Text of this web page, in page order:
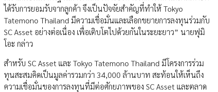
ได้รับการยอมรับจากลูกค้า จึงเป็นปัจจัยสำคัญที่ทำให้ Tokyo
Tatemono Thailand มีความเชื่อมั่นและเลือกขยายการลงทุนร่วมกับ
SC Asset อย่างต่อเนื่อง เพื่อเติบโตไปด้วยกันในระยะยาว” นายฟุมิ
โอะ กล่าว
สำหรับ SC Asset และ Tokyo Tatemono Thailand มีโครงการร่วม
ทุนสะสมคิดเป็นมูลค่ารวมกว่า 34,000 ล้านบาท สะท้อนให้เห็นถึง
ความเชื่อมั่นของการลงทุนที่มีต่อศักยภาพของ SC Asset และตลาด